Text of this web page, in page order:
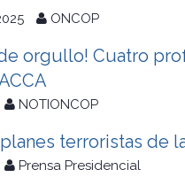
ONCOP
orgullo! Cuatro
NOTIONCOP
terroristas de
Prensa Presidencial